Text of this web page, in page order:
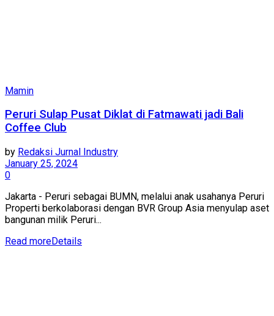
Mamin
Peruri Sulap Pusat Diklat di Fatmawati jadi Bali
Coffee Club
by Redaksi Jurnal Industry
January 25, 2024
0
Jakarta - Peruri sebagai BUMN, melalui anak usahanya Peruri
Properti berkolaborasi dengan BVR Group Asia menyulap aset
bangunan milik Peruri...
Read moreDetails